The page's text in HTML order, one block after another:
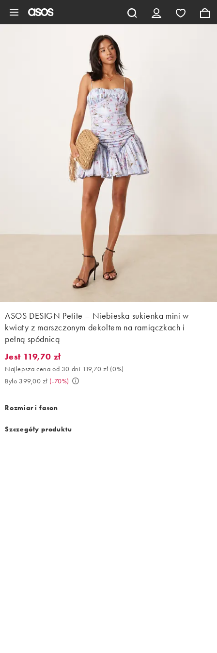
ASOS DESIGN Petite – Niebieska sukienka mini w
kwiaty z marszczonym dekoltem na ramiączkach i
pełną spódnicą
Jest 119,70 zł. Najlepsza cena od 30 dni 119,70 zł (0%). Było
Jest 119,70 zł
Najlepsza cena od 30 dni 119,70 zł (0%)
Było 399,00 zł (-70%)
Rozmiar i fason
Szczegóły produktu